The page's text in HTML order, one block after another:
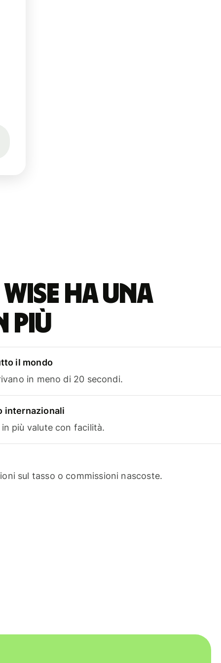
ha una
più
il mondo
in meno di 20 secondi.
internazionali
più valute con facilità.
sul tasso o commissioni nascoste.